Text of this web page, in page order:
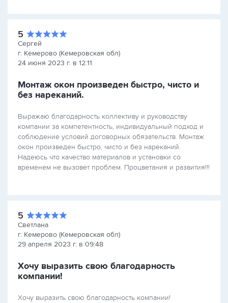
5
Cергей
г. Кемерово (Кемеровская обл)
24 июня 2023 г. в 12:11
Монтаж окон произведен быстро, чисто и
без нареканий.
Выражаю благодарность коллективу и руководству
компании за компетентность, индивидуальный подход и
соблюдение условий договорных обязательств. Монтаж
окон произведен быстро, чисто и без нареканий.
Надеюсь что качество материалов и установки со
временем не вызовет проблем. Процветания и развития!!!
5
Cветлана
г. Кемерово (Кемеровская обл)
29 апреля 2023 г. в 09:48
Хочу выразить свою благодарность
компании!
Хочу выразить свою благодарность компании!